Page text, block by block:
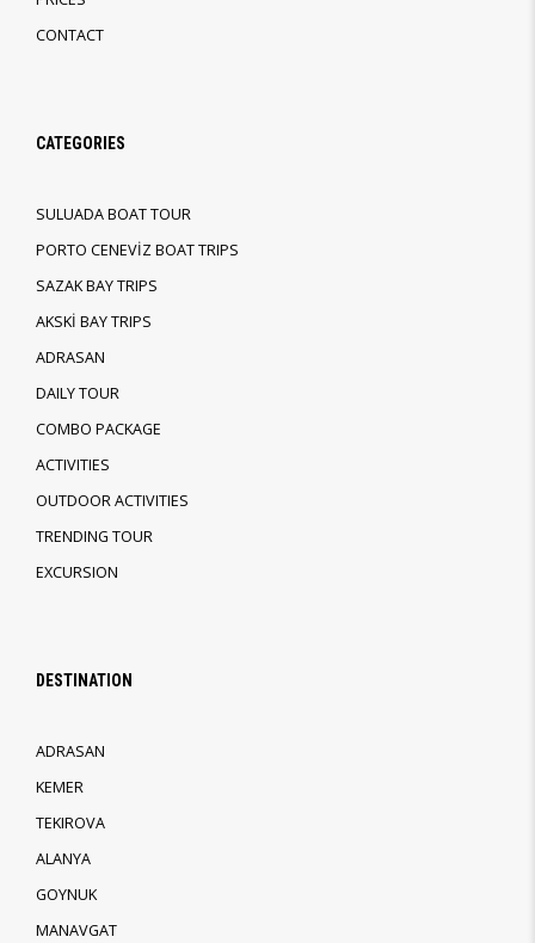
CONTACT
CATEGORIES
SULUADA BOAT TOUR
PORTO CENEVİZ BOAT TRIPS
SAZAK BAY TRIPS
AKSKİ BAY TRIPS
ADRASAN
DAILY TOUR
COMBO PACKAGE
ACTIVITIES
OUTDOOR ACTIVITIES
TRENDING TOUR
EXCURSION
DESTINATION
ADRASAN
KEMER
TEKIROVA
ALANYA
GOYNUK
MANAVGAT